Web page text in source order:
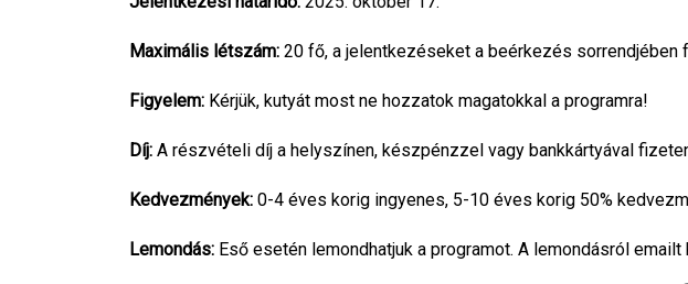
Maximális létszám: 20 fő, a jelentkezéseket a beérkezés sorrendjében
Figyelem: Kérjük, kutyát most ne hozzatok magatokkal a programra!
Díj: A részvételi díj a helyszínen, készpénzzel vagy bankkártyával
Kedvezmények: 0-4 éves korig ingyenes, 5-10 éves korig 50%
Lemondás: Eső esetén lemondhatjuk a programot. A lemondásról